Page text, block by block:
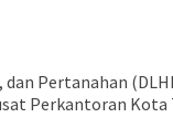
Pertanahan
Perkantoran